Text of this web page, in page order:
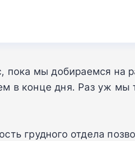
мы добираемся на
конце дня. Раз уж мы
грудного отдела